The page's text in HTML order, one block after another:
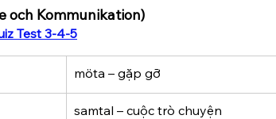
och Kommunikation)
Test 3-4-5
möta – gặp gỡ
samtal – cuộc trò chuyện